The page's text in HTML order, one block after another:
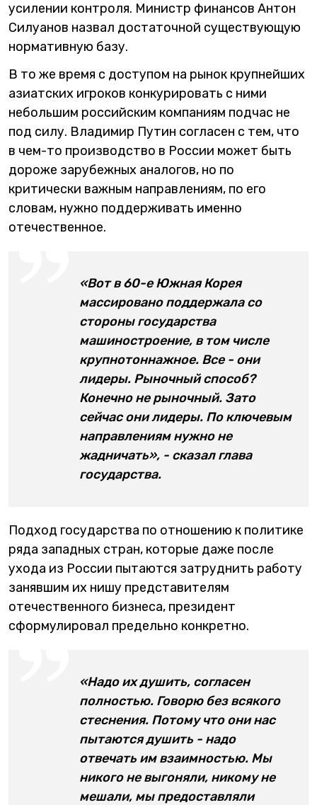
усилении контроля. Министр финансов Антон
Силуанов назвал достаточной существующую
нормативную базу.
В то же время с доступом на рынок крупнейших
азиатских игроков конкурировать с ними
небольшим российским компаниям подчас не
под силу. Владимир Путин согласен с тем, что
в чем-то производство в России может быть
дороже зарубежных аналогов, но по
критически важным направлениям, по его
словам, нужно поддерживать именно
отечественное.
«Вот в 60-е Южная Корея
массировано поддержала со
стороны государства
машиностроение, в том числе
крупнотоннажное. Все - они
лидеры. Рыночный способ?
Конечно не рыночный. Зато
сейчас они лидеры. По ключевым
направлениям нужно не
жадничать», - сказал глава
государства.
Подход государства по отношению к политике
ряда западных стран, которые даже после
ухода из России пытаются затруднить работу
занявшим их нишу представителям
отечественного бизнеса, президент
сформулировал предельно конкретно.
«Надо их душить, согласен
полностью. Говорю без всякого
стеснения. Потому что они нас
пытаются душить - надо
отвечать им взаимностью. Мы
никого не выгоняли, никому не
мешали, мы предоставляли